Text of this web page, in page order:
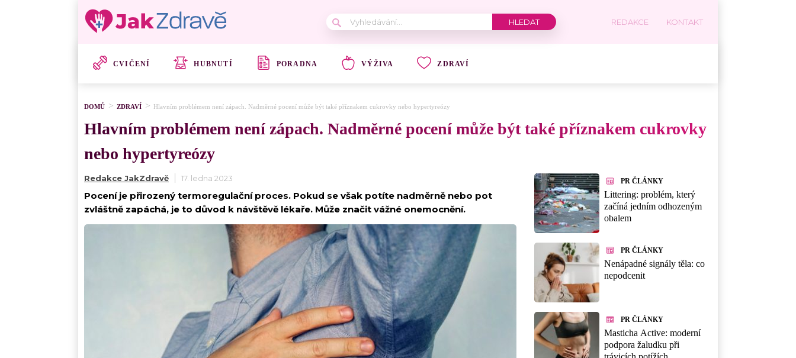
REDAKCE KONTAKT
CVIČENÍ HUBNUTÍ PORADNA VÝŽIVA ZDRAVÍ
DOMŮ ZDRAVÍ Hlavním problémem není zápach. Nadměrné pocení může být také příznakem cukrovky nebo hypertyreózy
Hlavním problémem není zápach. Nadměrné pocení může být také příznakem cukrovky
nebo hypertyreózy
Redakce JakZdravě 17. ledna 2023
Pocení je přirozený termoregulační proces. Pokud se však potíte nadměrně nebo pot
zvláštně zapáchá, je to důvod k návštěvě lékaře. Může značit vážné onemocnění.
PR ČLÁNKY
Littering: problém, který
začíná jedním odhozeným
obalem
PR ČLÁNKY
Nenápadné signály těla: co
nepodcenit
PR ČLÁNKY
Masticha Active: moderní
podpora žaludku při